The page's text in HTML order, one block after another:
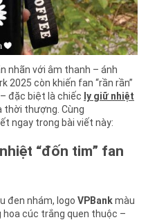
nhãn với âm thanh – ánh
2025 còn khiến fan “rần rần”
đặc biệt là chiếc ly giữ nhiệt
thời thượng. Cùng
ngay trong bài viết này:
“đốn tim” fan
đen nhám, logo VPBankmàu
hoa cúc trắng quen thuộc –